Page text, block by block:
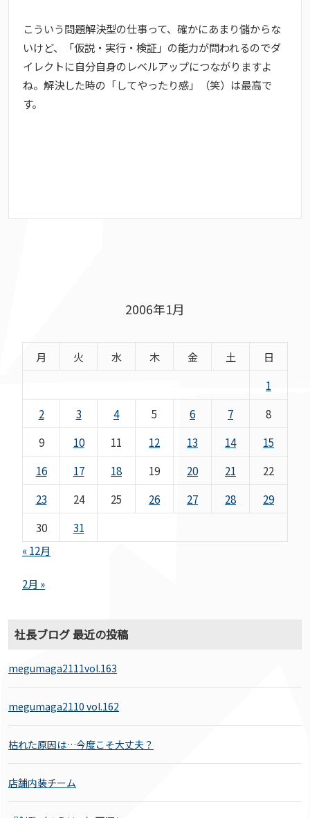
こういう問題解決型の仕事って、確かにあまり儲からな
いけど、「仮説・実行・検証」の能力が問われるのでダ
イレクトに自分自身のレベルアップにつながりますよ
ね。解決した時の「してやったり感」（笑）は最高で
す。
2006年1月
月 火 水 木 金 土
日
1
2
3 4 5 6 7
8
9
10 11 12 13 14
15
16
17 18 19 20 21
22
23
24 25 26 27 28
29
30
31
« 12月
2月 »
社長ブログ 最近の投稿
megumaga2111vol.163
megumaga2110 vol.162
枯れた原因は…今度こそ大丈夫？
店舗内装チーム